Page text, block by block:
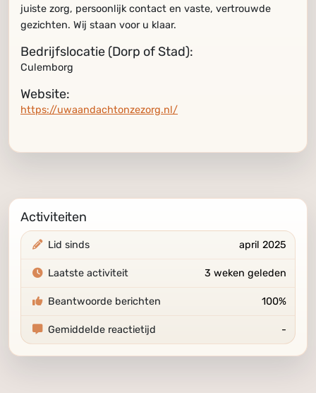
juiste zorg, persoonlijk contact en vaste, vertrouwde
gezichten. Wij staan voor u klaar.
Bedrijfslocatie (Dorp of Stad):
Culemborg
Website:
https://uwaandachtonzezorg.nl/
Activiteiten
Lid sinds april 2025
Laatste activiteit 3 weken geleden
Beantwoorde berichten 100%
Gemiddelde reactietijd -